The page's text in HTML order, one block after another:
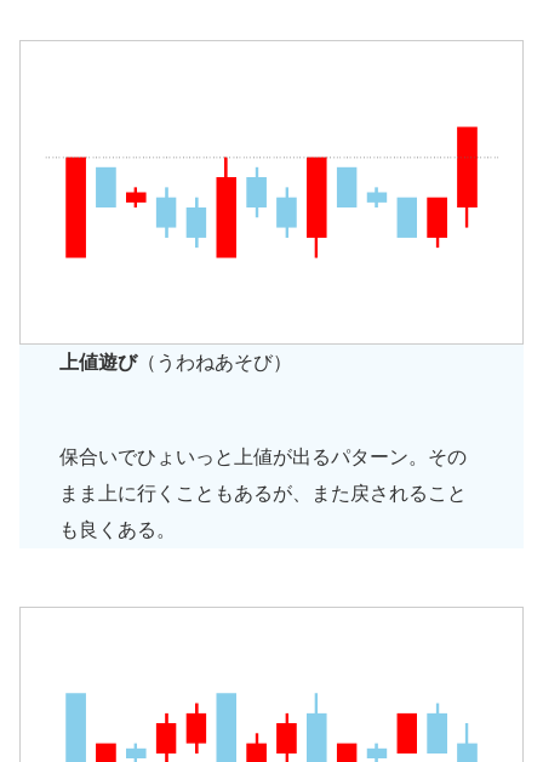
上値遊び（うわねあそび）
保合いでひょいっと上値が出るパターン。その
まま上に行くこともあるが、また戻されること
も良くある。